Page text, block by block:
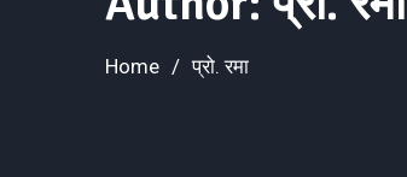
Home प्रो. रमा